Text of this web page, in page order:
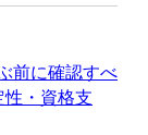
前に確認すべ
・資格支